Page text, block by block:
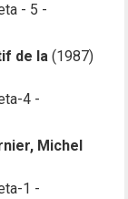
- 5 -
de la (1987)
4 -
Michel
1 -